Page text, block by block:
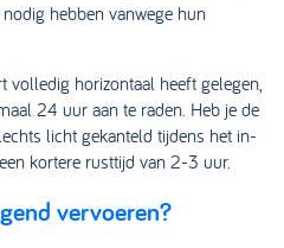
hebben vanwege hun
volledig horizontaal heeft gelegen,
24 uur aan te raden. Heb je de
licht gekanteld tijdens het in-
kortere rusttijd van 2-3 uur.
vervoeren?